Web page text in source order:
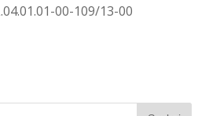
00-109/13-00